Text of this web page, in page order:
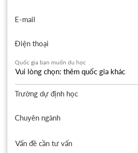
E-mail
Điện thoại
Quốc gia bạn muốn du học
Trường dự định học
Chuyên ngành